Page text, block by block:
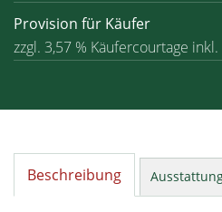
Provision für Käufer
zzgl. 3,57 % Käufercourtage
Beschreibung